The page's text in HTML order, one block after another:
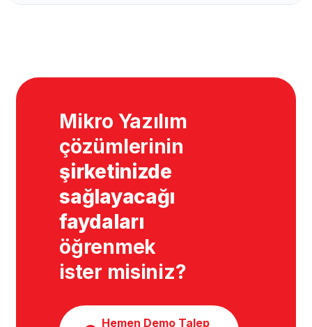
Mikro Yazılım
çözümlerinin
şirketinizde
sağlayacağı
faydaları
öğrenmek
ister misiniz?
Hemen Demo Talep